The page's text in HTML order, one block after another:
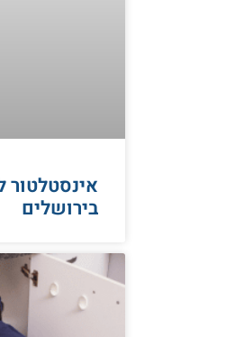
אינסטלטור
בירושלים